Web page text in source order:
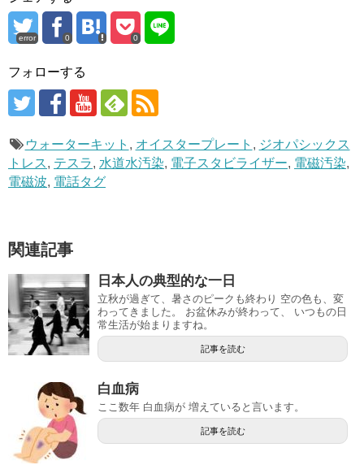
error 0 0
フォローする
ウォーターキット , オイスタープレート , ジオパシックス
トレス, テスラ, 水道水汚染, 電子スタビライザー, 電磁汚染,
電磁波, 電話タグ
関連記事
日本人の典型的な一日
立秋が過ぎて、暑さのピークも終わり 空の色も、変
わってきました。 お盆休みが終わって、 いつもの日
常生活が始まりますね。
記事を読む
白血病
ここ数年 白血病が 増えていると言います。
記事を読む